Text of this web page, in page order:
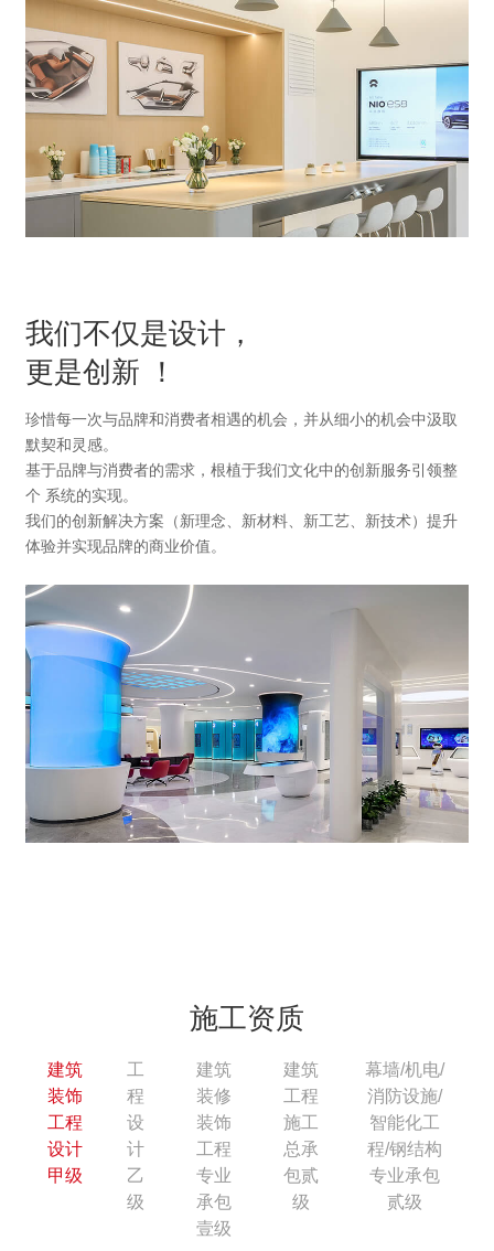
我们不仅是设计，
更是创新 ！
珍惜每一次与品牌和消费者相遇的机会，并从细小的机会中汲取
默契和灵感。
基于品牌与消费者的需求，根植于我们文化中的创新服务引领整
个 系统的实现。
我们的创新解决方案（新理念、新材料、新工艺、新技术）提升
体验并实现品牌的商业价值。
施工资质
建筑
装饰
工程
设计
甲级
工
程
设
计
乙
级
建筑
装修
装饰
工程
专业
承包
壹级
建筑
工程
施工
总承
包贰
级
幕墙/机电/
消防设施/
智能化工
程/钢结构
专业承包
贰级